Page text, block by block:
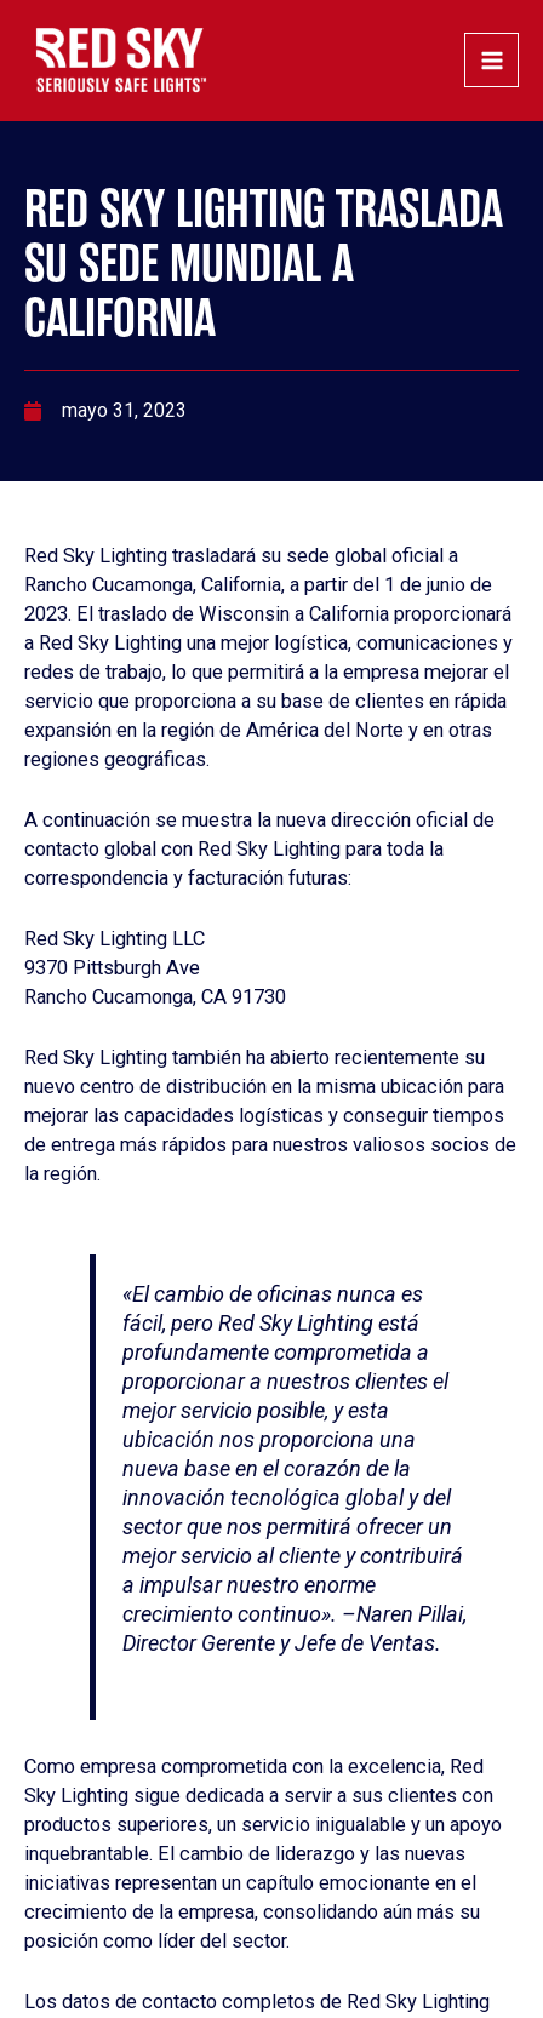
contenido
RED SKY LIGHTING TRASLADA
SU SEDE MUNDIAL A
CALIFORNIA
mayo 31, 2023
Red Sky Lighting trasladará su sede global oficial a
Rancho Cucamonga, California, a partir del 1 de junio de
2023. El traslado de Wisconsin a California proporcionará
a Red Sky Lighting una mejor logística, comunicaciones y
redes de trabajo, lo que permitirá a la empresa mejorar el
servicio que proporciona a su base de clientes en rápida
expansión en la región de América del Norte y en otras
regiones geográficas.
A continuación se muestra la nueva dirección oficial de
contacto global con Red Sky Lighting para toda la
correspondencia y facturación futuras:
Red Sky Lighting LLC
9370 Pittsburgh Ave
Rancho Cucamonga, CA 91730
Red Sky Lighting también ha abierto recientemente su
nuevo centro de distribución en la misma ubicación para
mejorar las capacidades logísticas y conseguir tiempos
de entrega más rápidos para nuestros valiosos socios de
la región.
«El cambio de oficinas nunca es
fácil, pero Red Sky Lighting está
profundamente comprometida a
proporcionar a nuestros clientes el
mejor servicio posible, y esta
ubicación nos proporciona una
nueva base en el corazón de la
innovación tecnológica global y del
sector que nos permitirá ofrecer un
mejor servicio al cliente y contribuirá
a impulsar nuestro enorme
crecimiento continuo». –Naren Pillai,
Director Gerente y Jefe de Ventas.
Como empresa comprometida con la excelencia, Red
Sky Lighting sigue dedicada a servir a sus clientes con
productos superiores, un servicio inigualable y un apoyo
inquebrantable. El cambio de liderazgo y las nuevas
iniciativas representan un capítulo emocionante en el
crecimiento de la empresa, consolidando aún más su
posición como líder del sector.
Los datos de contacto completos de Red Sky Lighting
de
entradas